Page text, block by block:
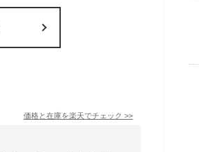
価格と在庫を楽天でチェック >>